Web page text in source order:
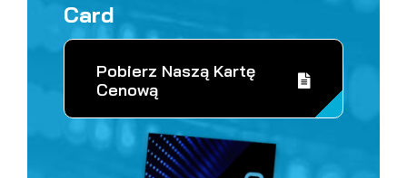
Card
Pobierz Naszą Kartę
Cenową